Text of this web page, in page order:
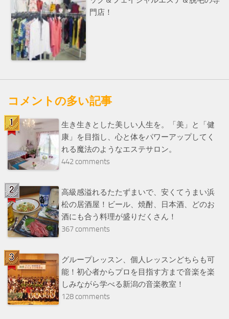
門店！
コメントの多い記事
生き生きとした美しい人生を。「美」と「健
康」を目指し、心と体をパワーアップしてく
れる魔法のようなエステサロン。
442 comments
高級感溢れるたたずまいで、安くてうまい浜
松の居酒屋！ビール、焼酎、日本酒、どのお
酒にも合う料理が盛りだくさん！
367 comments
グループレッスン、個人レッスンどちらも可
能！初心者からプロを目指す方まで音楽を楽
しみながら学べる新潟の音楽教室！
128 comments